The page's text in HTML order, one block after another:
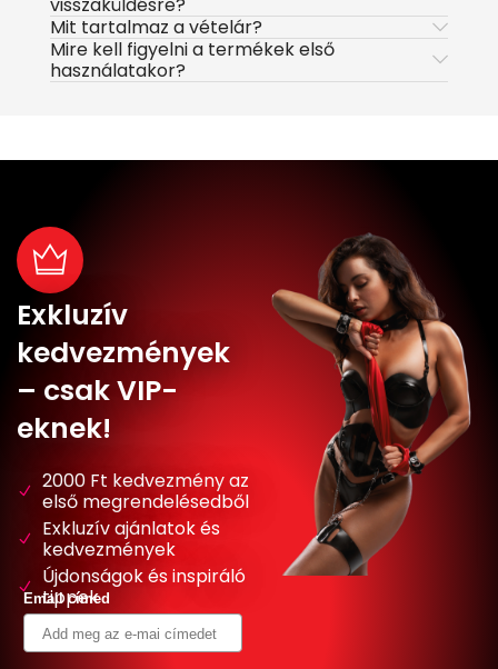
visszaküldésre?
Mit tartalmaz a vételár?
Mire kell figyelni a termékek első
használatakor?
Exkluzív
kedvezmények
– csak VIP-
eknek!
2000 Ft kedvezmény az
első megrendelésedből
Exkluzív ajánlatok és
kedvezmények
Újdonságok és inspiráló
tippek
Email címed